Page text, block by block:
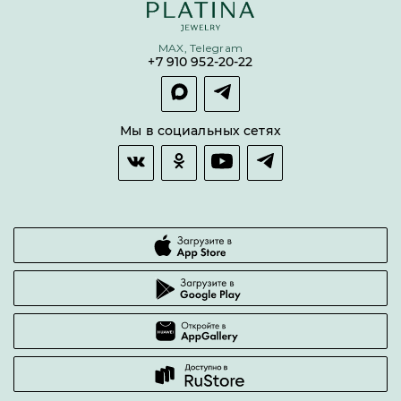
Условия кредитования и рассрочки
Гарантии качества
Часто задаваемые вопросы
MAX, Telegram
+7 910 952-20-22
Мы в социальных сетях